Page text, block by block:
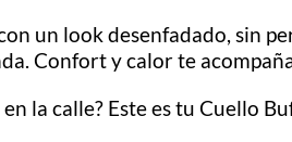
un look desenfadado, sin
Confort y calor te
la calle? Este es tu Cuello